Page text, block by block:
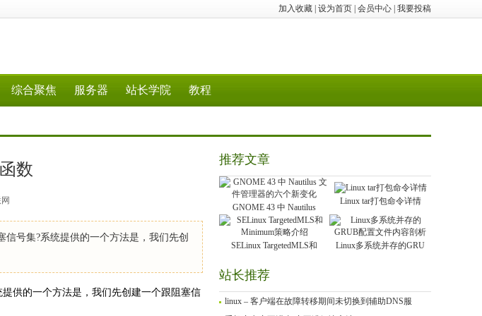
加入收藏 设为首页 会员中心 我要投稿
综合聚焦 服务器 站长学院 教程
数
号集?系统提供的一个方法是，我们先创
供的一个方法是，我们先创建一个跟阻塞信
推荐文章
GNOME 43 中 Nautilus
Linux tar打包命令详情
SELinux TargetedMLS和 Linux多系统并存的GRU
站长推荐
linux – 客户端在故障转移期间未切换到辅助DNS服